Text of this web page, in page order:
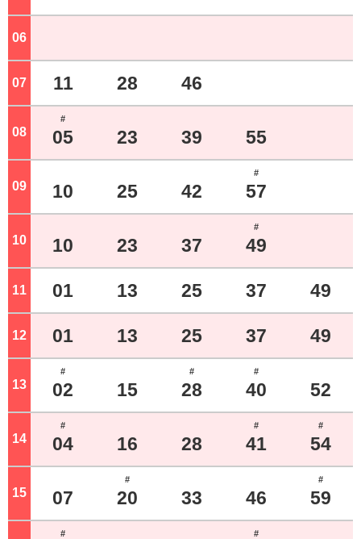
06
07 11 28 46
08
#
05 23 39 55
09 10 25 42
#
57
10 10 23 37
#
49
11 01 13 25 37 49
12 01 13 25 37 49
13
#
02 15
#
28
#
40 52
14
#
04 16 28
#
41
#
54
15 07
#
20 33 46
#
59
# #